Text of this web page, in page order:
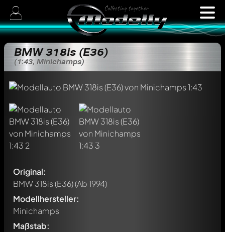
BMW 318is (E36)
(1:43, Minichamps)
Original:
BMW 318is (E36)(Ab 1994)
Modellhersteller:
Minichamps
Maßstab: